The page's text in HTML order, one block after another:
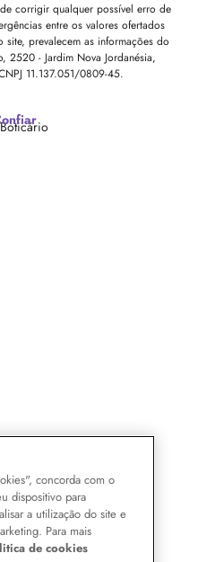
corrigir qualquer possível erro de
entre os valores ofertados
prevalecem as informações do
2520 - Jardim Nova Jordanésia,
11.137.051/0809-45.
concorda com o
dispositivo para
a utilização do site e
Para mais
de cookies